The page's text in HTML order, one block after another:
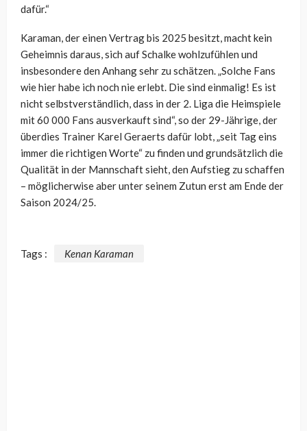
dafür.“
Karaman, der einen Vertrag bis 2025 besitzt, macht kein
Geheimnis daraus, sich auf Schalke wohlzufühlen und
insbesondere den Anhang sehr zu schätzen. „Solche Fans
wie hier habe ich noch nie erlebt. Die sind einmalig! Es ist
nicht selbstverständlich, dass in der 2. Liga die Heimspiele
mit 60 000 Fans ausverkauft sind“, so der 29-Jährige, der
überdies Trainer Karel Geraerts dafür lobt, „seit Tag eins
immer die richtigen Worte“ zu finden und grundsätzlich die
Qualität in der Mannschaft sieht, den Aufstieg zu schaffen
– möglicherwise aber unter seinem Zutun erst am Ende der
Saison 2024/25.
Tags : Kenan Karaman